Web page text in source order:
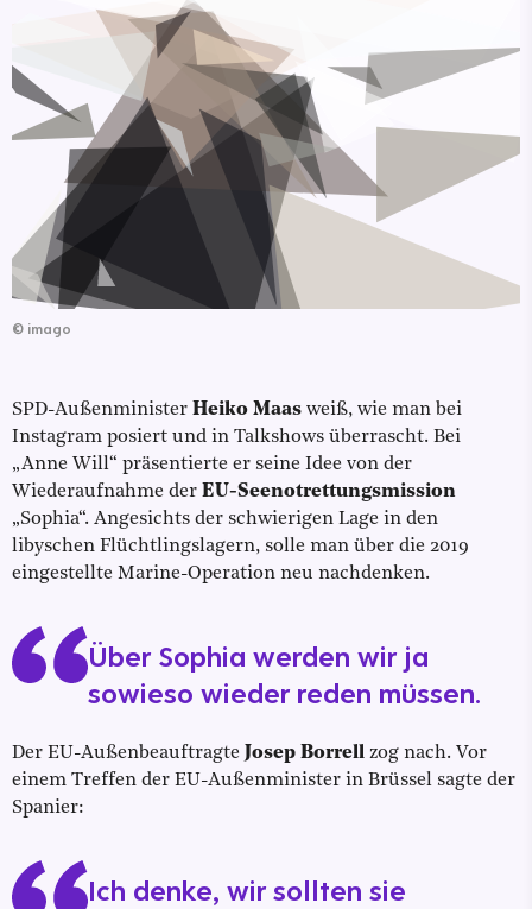
© imago
SPD-Außenminister Heiko Maas weiß, wie man bei
Instagram posiert und in Talkshows überrascht. Bei
„Anne Will“ präsentierte er seine Idee von der
Wiederaufnahme der EU-Seenotrettungsmission
„Sophia“. Angesichts der schwierigen Lage in den
libyschen Flüchtlingslagern, solle man über die 2019
eingestellte Marine-Operation neu nachdenken.
Über Sophia werden wir ja
sowieso wieder reden müssen.
Der EU-Außenbeauftragte Josep Borrell zog nach. Vor
einem Treffen der EU-Außenminister in Brüssel sagte der
Spanier:
Ich denke, wir sollten sie